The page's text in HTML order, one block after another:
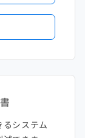
システム